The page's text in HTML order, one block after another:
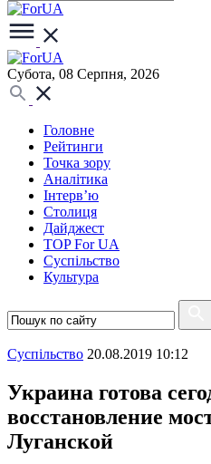
Субота, 08 Серпня, 2026
Головне
Рейтинги
Точка зору
Аналітика
Інтерв’ю
Столиця
Дайджест
TOP For UA
Суспiльство
Культура
Суспiльство 20.08.2019 10:12
Украина готова
восстановление
Луганской